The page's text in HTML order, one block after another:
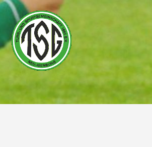
Skip
content
Skip
footer